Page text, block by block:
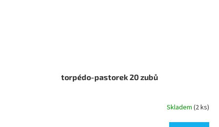
torpédo-pastorek 20 zubů
Skladem (2 ks)